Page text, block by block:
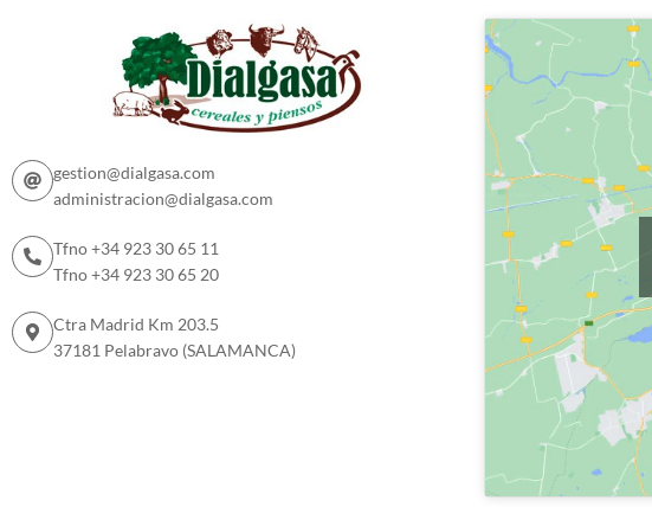
gestion@dialgasa.com
administracion@dialgasa.com
Tfno +34 923 30 65 11
Tfno +34 923 30 65 20
Ctra Madrid Km 203.5
37181 Pelabravo (SALAMANCA)